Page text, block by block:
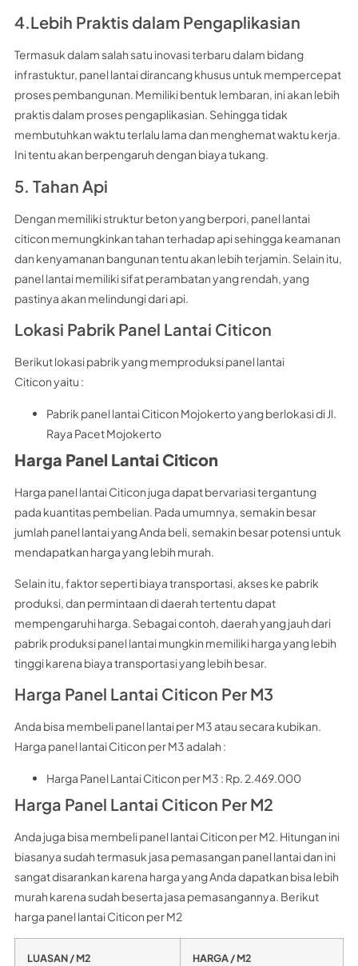
4.Lebih Praktis dalam Pengaplikasian
Termasuk dalam salah satu inovasi terbaru dalam bidang
infrastuktur, panel lantai dirancang khusus untuk mempercepat
proses pembangunan. Memiliki bentuk lembaran, ini akan lebih
praktis dalam proses pengaplikasian. Sehingga tidak
membutuhkan waktu terlalu lama dan menghemat waktu kerja.
Ini tentu akan berpengaruh dengan biaya tukang.
5. Tahan Api
Dengan memiliki struktur beton yang berpori, panel lantai
citicon memungkinkan tahan terhadap api sehingga keamanan
dan kenyamanan bangunan tentu akan lebih terjamin. Selain itu,
panel lantai memiliki sifat perambatan yang rendah, yang
pastinya akan melindungi dari api.
Lokasi Pabrik Panel Lantai Citicon
Berikut lokasi pabrik yang memproduksi panel lantai
Citicon yaitu :
Pabrik panel lantai Citicon Mojokerto yang berlokasi di Jl.
Raya Pacet Mojokerto
Harga Panel Lantai Citicon
Harga panel lantai Citicon juga dapat bervariasi tergantung
pada kuantitas pembelian. Pada umumnya, semakin besar
jumlah panel lantai yang Anda beli, semakin besar potensi untuk
mendapatkan harga yang lebih murah.
Selain itu, faktor seperti biaya transportasi, akses ke pabrik
produksi, dan permintaan di daerah tertentu dapat
mempengaruhi harga. Sebagai contoh, daerah yang jauh dari
pabrik produksi panel lantai mungkin memiliki harga yang lebih
tinggi karena biaya transportasi yang lebih besar.
Harga Panel Lantai Citicon Per M3
Anda bisa membeli panel lantai per M3 atau secara kubikan.
Harga panel lantai Citicon per M3 adalah :
Harga Panel Lantai Citicon per M3 : Rp. 2.469.000
Harga Panel Lantai Citicon Per M2
Anda juga bisa membeli panel lantai Citicon per M2. Hitungan ini
biasanya sudah termasuk jasa pemasangan panel lantai dan ini
sangat disarankan karena harga yang Anda dapatkan bisa lebih
murah karena sudah beserta jasa pemasangannya. Berikut
harga panel lantai Citicon per M2
LUASAN / M2 HARGA / M2